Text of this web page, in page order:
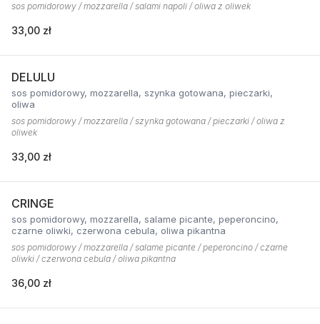
sos pomidorowy / mozzarella / salami napoli / oliwa z oliwek
33,00 zł
DELULU
sos pomidorowy, mozzarella, szynka gotowana, pieczarki,
oliwa
sos pomidorowy / mozzarella / szynka gotowana / pieczarki / oliwa z
oliwek
33,00 zł
CRINGE
sos pomidorowy, mozzarella, salame picante, peperoncino,
czarne oliwki, czerwona cebula, oliwa pikantna
sos pomidorowy / mozzarella / salame picante / peperoncino / czarne
oliwki / czerwona cebula / oliwa pikantna
36,00 zł